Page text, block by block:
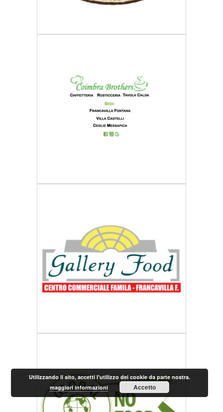
Utilizzando il sito, accetti l'utilizzo dei cookie da parte nostra.
maggiori informazioni
Accetto